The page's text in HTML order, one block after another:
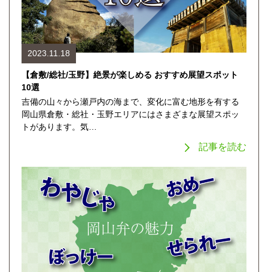
2023.11.18
【倉敷/総社/玉野】絶景が楽しめる おすすめ展望スポット
10選
吉備の山々から瀬戸内の海まで、変化に富む地形を有する
岡山県倉敷・総社・玉野エリアにはさまざまな展望スポッ
トがあります。気…
記事を読む